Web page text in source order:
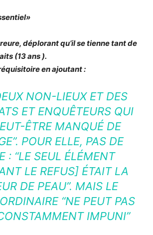
déplorant qu’il se tienne tant de
(13 ans ).
en ajoutant :
NON-LIEUX ET DES
ET ENQUÊTEURS QUI
ÊTRE MANQUÉ DE
POUR ELLE, PAS DE
: “LE SEUL ÉLÉMENT
LE REFUS] ÉTAIT LA
DE PEAU”. MAIS LE
“NE PEUT PAS
IMPUNI”